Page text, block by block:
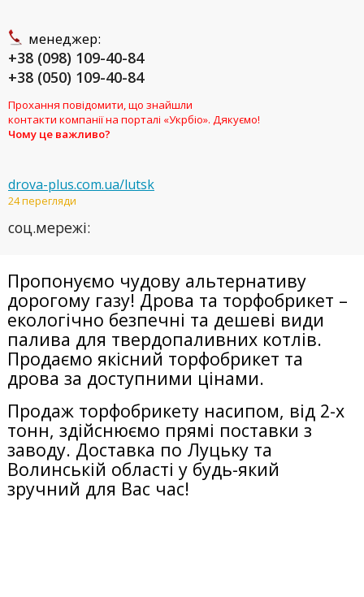
менеджер:
+38 (098) 109-40-84
+38 (050) 109-40-84
Прохання повідомити, що знайшли
контакти компанії на порталі «Укрбіо». Дякуємо!
Чому це важливо?
drova-plus.com.ua/lutsk
24 перегляди
соц.мережі:
Пропонуємо чудову альтернативу
дорогому газу! Дрова та торфобрикет –
екологічно безпечні та дешеві види
палива для твердопаливних котлів.
Продаємо якісний торфобрикет та
дрова за доступними цінами.
Продаж торфобрикету насипом, від 2-х
тонн, здійснюємо прямі поставки з
заводу. Доставка по Луцьку та
Волинській області у будь-який
зручний для Вас час!